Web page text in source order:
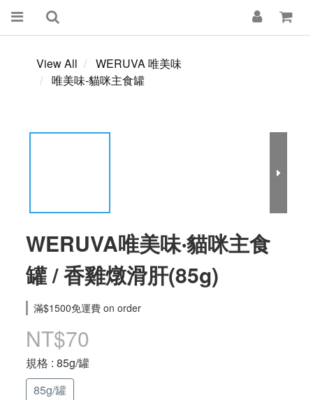
View All
WERUVA 唯美味
唯美味-貓咪主食罐
WERUVA唯美味‧貓咪主食
罐 / 香雞燉滑肝(85g)
滿$1500免運費 on order
NT$70
規格 : 85g/罐
85g/罐